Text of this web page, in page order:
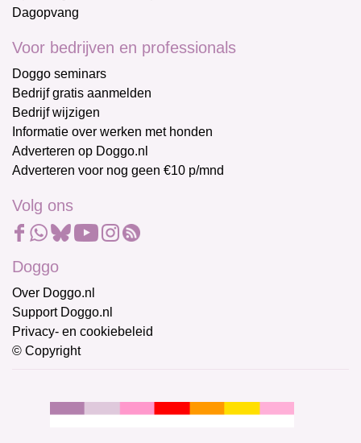
Dagopvang
Voor bedrijven en professionals
Doggo seminars
Bedrijf gratis aanmelden
Bedrijf wijzigen
Informatie over werken met honden
Adverteren op Doggo.nl
Adverteren voor nog geen €10 p/mnd
Volg ons
Doggo
Over Doggo.nl
Support Doggo.nl
Privacy- en cookiebeleid
© Copyright